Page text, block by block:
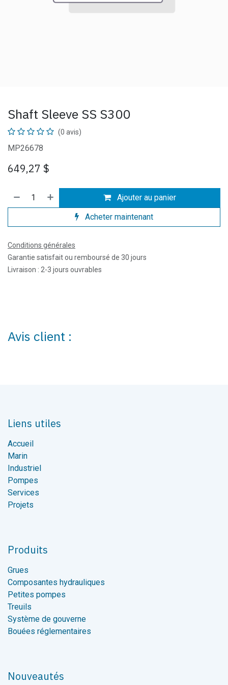
Shaft Sleeve SS S300
(0 avis)
MP26678
649,27 $
Ajouter au panier
Acheter maintenant
Conditions générales
Garantie satisfait ou remboursé de 30 jours
Livraison : 2-3 jours ouvrables
Avis client :
Liens utiles
Accueil
Marin
Industriel
Pompes
Services
Projets
Produits
Grues
Composantes hydrauliques
Petites pompes
Treuils
Système de gouverne
Bouées réglementaires
Nouveautés